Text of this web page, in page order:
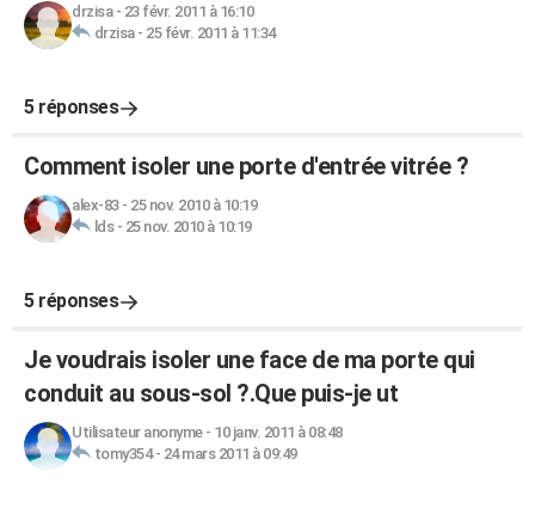
drzisa- 23 févr. 2011 à 16:10
drzisa- 25 févr. 2011 à 11:34
5 réponses
Comment isoler une porte d'entrée vitrée ?
alex-83- 25 nov. 2010 à 10:19
lds- 25 nov. 2010 à 10:19
5 réponses
Je voudrais isoler une face de ma porte qui
conduit au sous-sol ?.Que puis-je ut
Utilisateur anonyme- 10 janv. 2011 à 08:48
tomy354- 24 mars 2011 à 09:49